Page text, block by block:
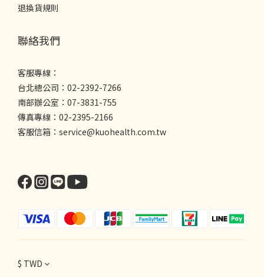
退換貨規則
聯絡我們
客服專線：
台北總公司：02-2392-7266
南部辦公室：07-3831-755
傳真專線：02-2395-2166
客服信箱：service@kuohealth.com.tw
$ TWD